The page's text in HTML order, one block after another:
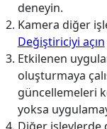
deneyin.
Kamera diğer
Değiştiriciyi açın
Etkilenen
oluşturmaya
güncellemeleri
yoksa